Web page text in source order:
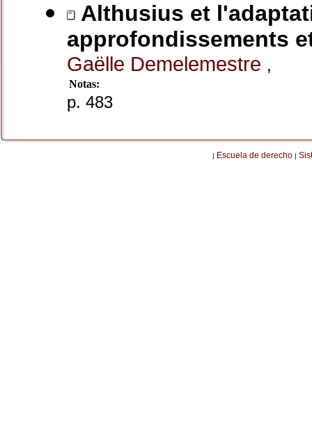
Althusius et
approfondissements
Gaëlle Demelemestre ,
Notas:
p. 483
| Escuela de derecho |